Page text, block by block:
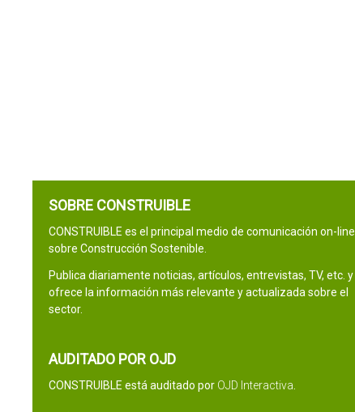
SOBRE CONSTRUIBLE
CONSTRUIBLE es el principal medio de comunicación on-line
sobre Construcción Sostenible.
Publica diariamente noticias, artículos, entrevistas, TV, etc. y
ofrece la información más relevante y actualizada sobre el
sector.
AUDITADO POR OJD
CONSTRUIBLE está auditado por OJD Interactiva